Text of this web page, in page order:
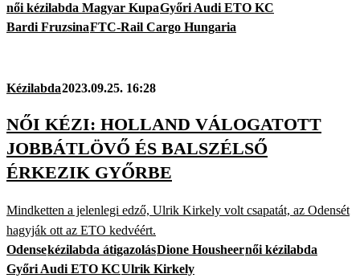
női kézilabda Magyar KupaGyőri Audi ETO KC
Bardi FruzsinaFTC-Rail Cargo Hungaria
Kézilabda2023.09.25. 16:28
NŐI KÉZI: HOLLAND VÁLOGATOTT
JOBBÁTLÖVŐ ÉS BALSZÉLSŐ
ÉRKEZIK GYŐRBE
Mindketten a jelenlegi edző, Ulrik Kirkely volt csapatát, az Odensét
hagyják ott az ETO kedvéért.
Odensekézilabda átigazolásDione Housheernői kézilabda
Győri Audi ETO KCUlrik Kirkely